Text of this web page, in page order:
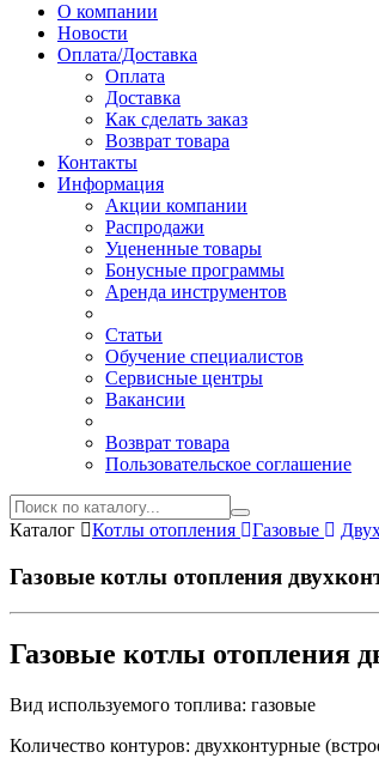
О компании
Новости
Оплата/Доставка
Оплата
Доставка
Как сделать заказ
Возврат товара
Контакты
Информация
Акции компании
Распродажи
Уцененные товары
Бонусные программы
Аренда инструментов
Статьи
Обучение специалистов
Сервисные центры
Вакансии
Возврат товара
Пользовательское соглашение
Каталог Котлы отопления Газовые
Газовые котлы отопления
Газовые котлы отопления
Вид используемого топлива: газовые
Количество контуров: двухконтурные